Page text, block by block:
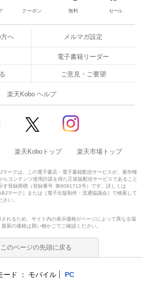
クーポン 無料 セール
へ メルマガ設定
電子書籍リーダー
ご意見・ご要望
楽天Kobo ヘルプ
楽天Koboトップ 楽天市場トップ
マークは、この電子書店・電子書籍配信サービスが、著作権
らコンテンツ使用許諾を得た正規版配信サービスであること
す登録商標（登録番号 第6091713号）です。詳しくは
マーク］または［電子出版制作・流通協議会］で検索して
さい。
れるため、サイト内の表示価格がページによって異なる場
新の価格は買い物かごでご確認ください。
このページの先頭に戻る
ード モバイル PC